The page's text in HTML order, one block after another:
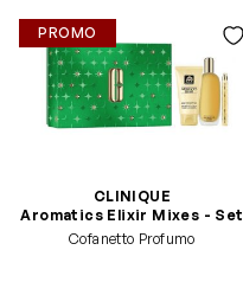
PROMO
CLINIQUE
Aromatics Elixir Mixes - Set
Cofanetto Profumo